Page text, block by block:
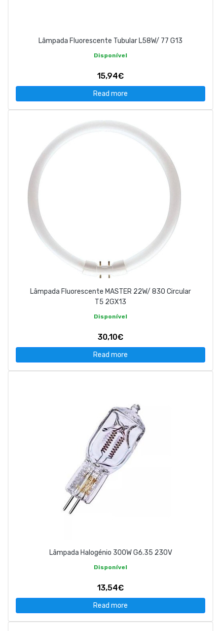
Lâmpada Fluorescente Tubular L58W/ 77 G13
Disponível
15,94€
Read more
Lâmpada Fluorescente MASTER 22W/ 830 Circular
T5 2GX13
Disponível
30,10€
Read more
Lâmpada Halogénio 300W G6.35 230V
Disponível
13,54€
Read more